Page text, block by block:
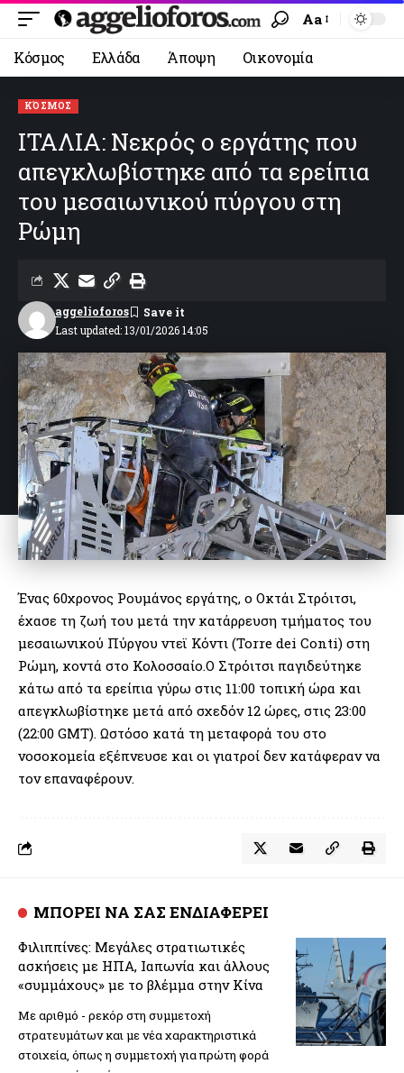
Aa
Κόσμος Ελλάδα Άποψη Οικονομία
ΚΌΣΜΟΣ
ΙΤΑΛΙΑ: Νεκρός ο εργάτης που
απεγκλωβίστηκε από τα ερείπια
του μεσαιωνικού πύργου στη
Ρώμη
Last updated: 13/01/2026 14:05
aggelioforos
Ένας 60χρονος Ρουμάνος εργάτης, ο Οκτάι Στρόιτσι,
έχασε τη ζωή του μετά την κατάρρευση τμήματος του
μεσαιωνικού Πύργου ντεϊ Κόντι (Torre dei Conti) στη
Ρώμη, κοντά στο Κολοσσαίο.Ο Στρόιτσι παγιδεύτηκε
κάτω από τα ερείπια γύρω στις 11:00 τοπική ώρα και
απεγκλωβίστηκε μετά από σχεδόν 12 ώρες, στις 23:00
(22:00 GMT). Ωστόσο κατά τη μεταφορά του στο
νοσοκομεία εξέπνευσε και οι γιατροί δεν κατάφεραν να
τον επαναφέρουν.
ΜΠΟΡΕΙ ΝΑ ΣΑΣ ΕΝΔΙΑΦΕΡΕΙ
Φιλιππίνες: Μεγάλες στρατιωτικές
ασκήσεις με ΗΠΑ, Ιαπωνία και άλλους
«συμμάχους» με το βλέμμα στην Κίνα
Με αριθμό - ρεκόρ στη συμμετοχή
στρατευμάτων και με νέα χαρακτηριστικά
στοιχεία, όπως η συμμετοχή για πρώτη φορά